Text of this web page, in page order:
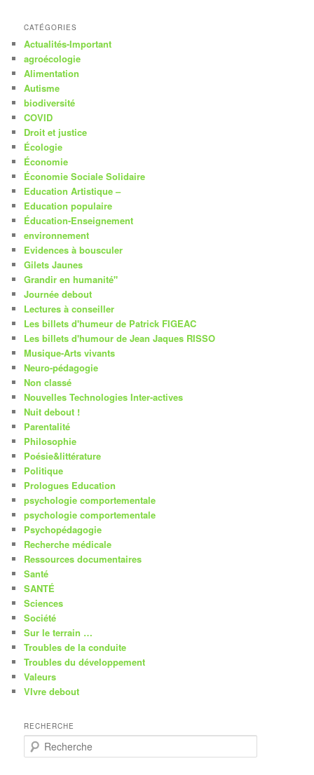
CATÉGORIES
Actualités-Important
agroécologie
Alimentation
Autisme
biodiversité
COVID
Droit et justice
Écologie
Économie
Économie Sociale Solidaire
Education Artistique –
Education populaire
Éducation-Enseignement
environnement
Evidences à bousculer
Gilets Jaunes
Grandir en humanité"
Journée debout
Lectures à conseiller
Les billets d'humeur de Patrick FIGEAC
Les billets d'humour de Jean Jaques RISSO
Musique-Arts vivants
Neuro-pédagogie
Non classé
Nouvelles Technologies Inter-actives
Nuit debout !
Parentalité
Philosophie
Poésie&littérature
Politique
Prologues Education
psychologie comportementale
psychologie comportementale
Psychopédagogie
Recherche médicale
Ressources documentaires
Santé
SANTÉ
Sciences
Société
Sur le terrain …
Troubles de la conduite
Troubles du développement
Valeurs
VIvre debout
RECHERCHE
e